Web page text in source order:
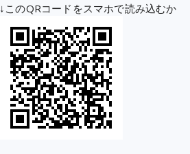
↓このQRコードをスマホで読み込むか